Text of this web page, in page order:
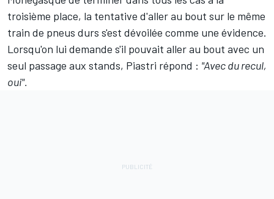
troisième place, la tentative d'aller au bout sur le même
train de pneus durs s'est dévoilée comme une évidence.
Lorsqu'on lui demande s'il pouvait aller au bout avec un
seul passage aux stands, Piastri répond : "Avec du recul,
oui".